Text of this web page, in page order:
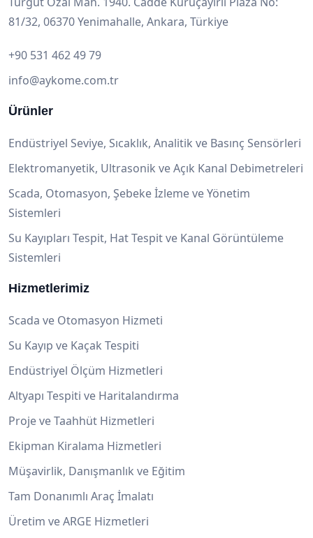
81/32, 06370 Yenimahalle, Ankara, Türkiye
+90 531 462 49 79
info@aykome.com.tr
Ürünler
Endüstriyel Seviye, Sıcaklık, Analitik ve Basınç Sensörleri
Elektromanyetik, Ultrasonik ve Açık Kanal Debimetreleri
Scada, Otomasyon, Şebeke İzleme ve Yönetim
Sistemleri
Su Kayıpları Tespit, Hat Tespit ve Kanal Görüntüleme
Sistemleri
Hizmetlerimiz
Scada ve Otomasyon Hizmeti
Su Kayıp ve Kaçak Tespiti
Endüstriyel Ölçüm Hizmetleri
Altyapı Tespiti ve Haritalandırma
Proje ve Taahhüt Hizmetleri
Ekipman Kiralama Hizmetleri
Müşavirlik, Danışmanlık ve Eğitim
Tam Donanımlı Araç İmalatı
Üretim ve ARGE Hizmetleri